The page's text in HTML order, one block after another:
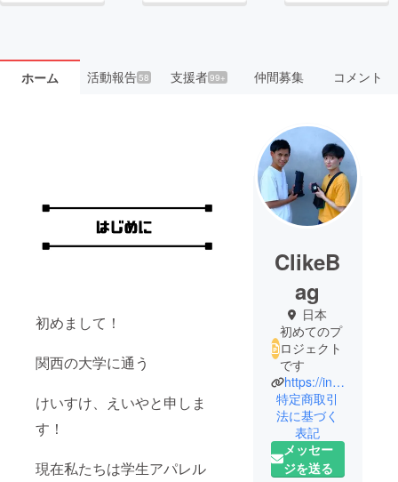
ホーム 活動報告58 支援者99+ 仲間募集 コメント
初めまして！
関西の大学に通う
けいすけ、えいやと申しま
す！
現在私たちは学生アパレル
ClikeB
ag
日本
初めてのプ
ロジェクト
です
https://instagram.com/clikebag?utm_medium=copy_link
特定商取引
法に基づく
表記
メッセー
ジを送る